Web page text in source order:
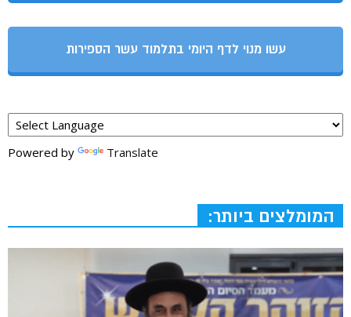
עשו מנוי לדף היומי בתלמוד עשר הספירות
Powered by Translate
המומלצים ביותר: